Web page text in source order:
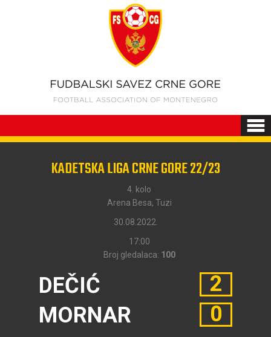
KADETSKA LIGA CRNE GORE 22/23
4. kolo
Arena Besa, Tuzi
30.08.2022.
17:00
Broj gledalaca: 100
DEČIĆ
MORNAR
2
0